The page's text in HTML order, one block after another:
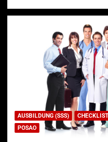
AUSBILDUNG (SSS)
POSAO